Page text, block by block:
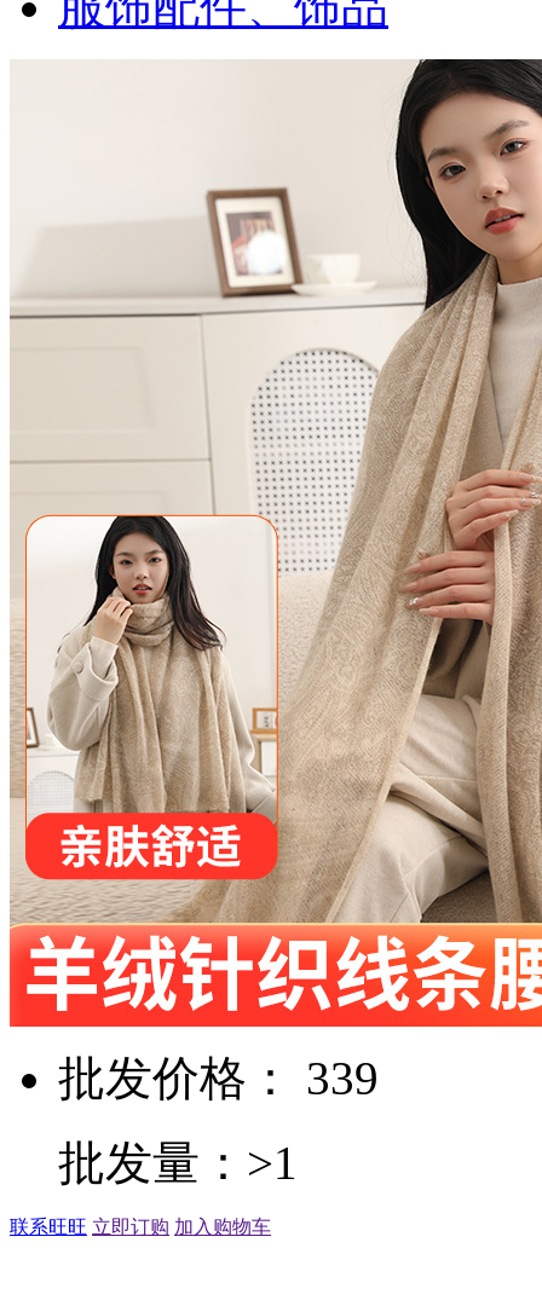
批发价格： 339
批发量：>1
联系旺旺 立即订购 加入购物车